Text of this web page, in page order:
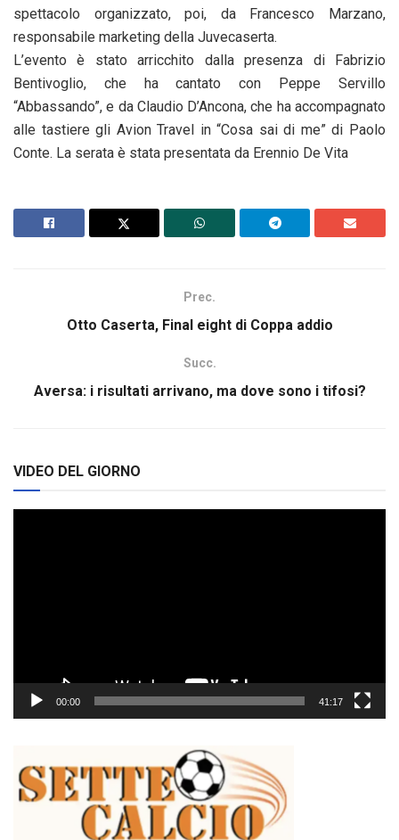
spettacolo organizzato, poi, da Francesco Marzano,
responsabile marketing della Juvecaserta.
L’evento è stato arricchito dalla presenza di Fabrizio
Bentivoglio, che ha cantato con Peppe Servillo
“Abbassando”, e da Claudio D’Ancona, che ha accompagnato
alle tastiere gli Avion Travel in “Cosa sai di me” di Paolo
Conte. La serata è stata presentata da Erennio De Vita
Prec.
Otto Caserta, Final eight di Coppa addio
Succ.
Aversa: i risultati arrivano, ma dove sono i tifosi?
VIDEO DEL GIORNO
00:00 41:17